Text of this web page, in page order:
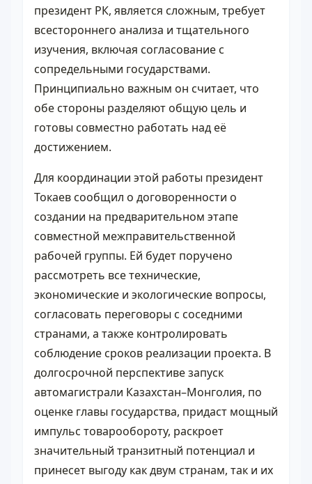
президент РК, является сложным, требует
всестороннего анализа и тщательного
изучения, включая согласование с
сопредельными государствами.
Принципиально важным он считает, что
обе стороны разделяют общую цель и
готовы совместно работать над её
достижением.
Для координации этой работы президент
Токаев сообщил о договоренности о
создании на предварительном этапе
совместной межправительственной
рабочей группы. Ей будет поручено
рассмотреть все технические,
экономические и экологические вопросы,
согласовать переговоры с соседними
странами, а также контролировать
соблюдение сроков реализации проекта. В
долгосрочной перспективе запуск
автомагистрали Казахстан–Монголия, по
оценке главы государства, придаст мощный
импульс товарообороту, раскроет
значительный транзитный потенциал и
принесет выгоду как двум странам, так и их